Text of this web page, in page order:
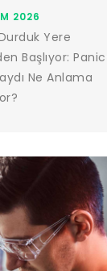
2026
Yere
Başlıyor:
Ne Anlama